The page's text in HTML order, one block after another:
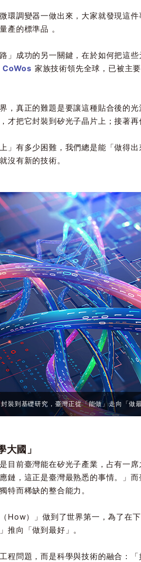
環調變器一做出來，大家就發現這
產的標準品 。
」成功的另一關鍵，在於如何把這
CoWos 家族技術領先全球，已被主
，真正的難題是要讓這種貼合後的
才把它封裝到矽光子晶片上；接著
」有多少困難，我們總是能「做得
沒有新的技術。
裝到基礎研究，臺灣正從「能做」走向「做
國」
目前臺灣能在矽光子產業，占有一
鏈，這正是臺灣最熟悉的事情。」
特而稀缺的整合能力。
How）」做到了世界第一，為了在
推向「做到最好」。
程問題，而是科學與技術的融合：